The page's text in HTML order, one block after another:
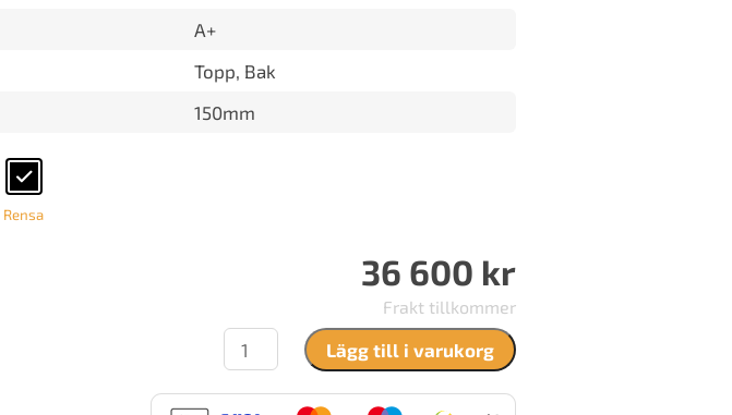
A+
Topp, Bak
150mm
Rensa
36 600 kr
Frakt tillkommer
Nordpeis
Duo
mängd
Lägg till i varukorg